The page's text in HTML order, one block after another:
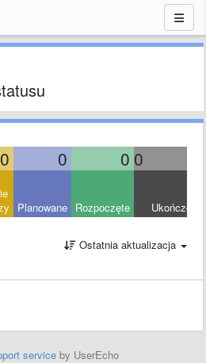
0 0 0 0
Planowane Rozpoczęte Ukończony
Ostatnia aktualizacja
service by UserEcho